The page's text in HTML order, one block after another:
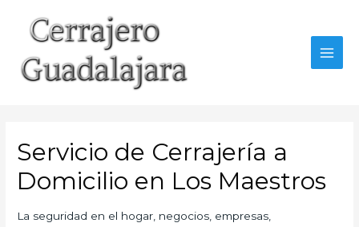
contenido
Servicio de Cerrajería a
Domicilio en Los Maestros
La seguridad en el hogar, negocios, empresas,